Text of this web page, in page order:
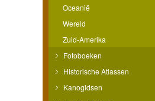
Oceanië
Wereld
Zuid-Amerika
Fotoboeken
Historische Atlassen
Kanogidsen